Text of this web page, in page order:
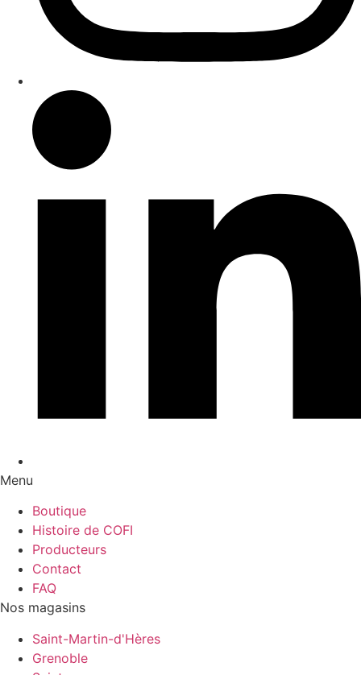
Menu
Boutique
Histoire de COFI
Producteurs
Contact
FAQ
Nos magasins
Saint-Martin-d'Hères
Grenoble